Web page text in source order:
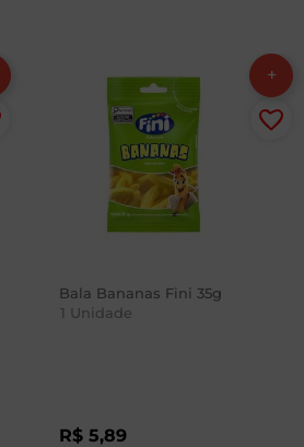
Bala Bananas Fini 35g
1 Unidade
R$ 5,89